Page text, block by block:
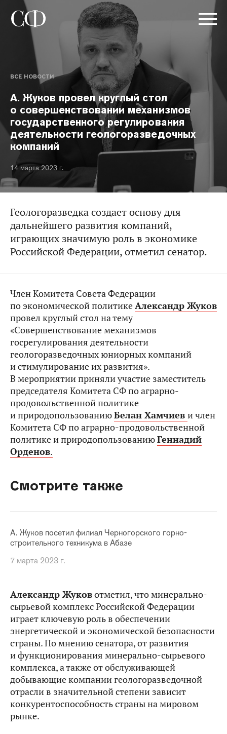
ВСЕ НОВОСТИ
А. Жуков провел круглый стол
о совершенствовании механизмов
государственного регулирования
деятельности геологоразведочных
компаний
14 марта 2023 г.
Геологоразведка создает основу для
дальнейшего развития компаний,
играющих значимую роль в экономике
Российской Федерации, отметил сенатор.
Член Комитета Совета Федерации
по экономической политикеАлександр Жуков
провел круглый стол на тему
«Совершенствование механизмов
госрегулирования деятельности
геологоразведочных юниорных компаний
и стимулирование их развития».
В мероприятии приняли участие заместитель
председателя Комитета СФ по аграрно-
продовольственной политике
и природопользованиюБелан Хамчиев и член
Комитета СФ по аграрно-продовольственной
политике и природопользованиюГеннадий
Орденов.
Смотрите также
А. Жуков посетил филиал Черногорского горно-
строительного техникума в Абазе
7 марта 2023 г.
Александр Жуковотметил, что минерально-
сырьевой комплекс Российской Федерации
играет ключевую роль в обеспечении
энергетической и экономической безопасности
страны. По мнению сенатора, от развития
и функционирования минерально-сырьевого
комплекса, а также от обслуживающей
добывающие компании геологоразведочной
отрасли в значительной степени зависит
конкурентоспособность страны на мировом
рынке.